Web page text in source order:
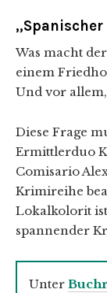
Was macht
einem
Und vor
Diese Frage
Ermittlerduo
Comisario
Krimireihe
Lokalkolorit
spannender
Unter